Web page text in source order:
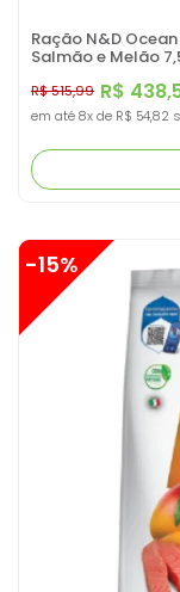
Ração N&D
Salmão e Melão
R$
R$ 515,99
em até 8x de R$ 54,82
-15%